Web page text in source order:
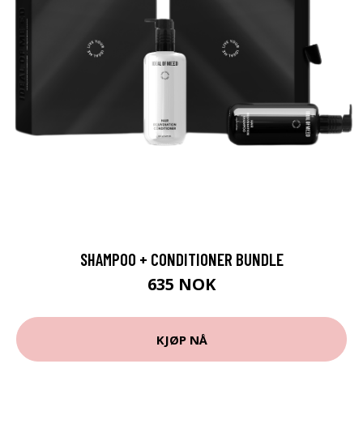
SHAMPOO + CONDITIONER BUNDLE
635 NOK
KJØP NÅ